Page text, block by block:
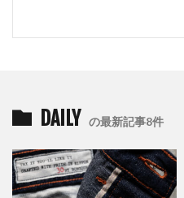
DAILY の最新記事8件